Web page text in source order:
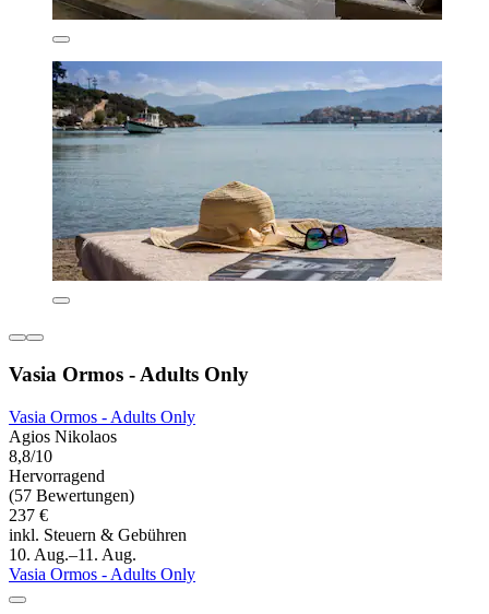
Vasia Ormos - Adults Only
Vasia Ormos - Adults Only
Agios Nikolaos
8,8/10
Hervorragend
(57 Bewertungen)
237 €
inkl. Steuern & Gebühren
10. Aug.–11. Aug.
Vasia Ormos - Adults Only